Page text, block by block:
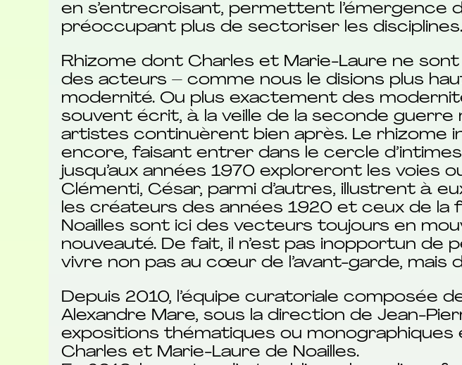
en s’entrecroisant, permettent l’émergence
préoccupant plus de sectoriser les disciplines.
Rhizome dont Charles et Marie-Laure ne
des acteurs – comme nous le disions plus
modernité. Ou plus exactement des
souvent écrit, à la veille de la seconde guerre
artistes continuèrent bien après. Le rhizome
encore, faisant entrer dans le cercle
jusqu’aux années 1970 exploreront les voies
Clémenti, César, parmi d’autres, illustrent à
les créateurs des années 1920 et ceux de la
Noailles sont ici des vecteurs toujours en
nouveauté. De fait, il n’est pas inopportun de
vivre non pas au cœur de l’avant-garde, mais
Depuis 2010, l’équipe curatoriale composée
Alexandre Mare, sous la direction de Jean-
expositions thématiques ou monographiques
Charles et Marie-Laure de Noailles.